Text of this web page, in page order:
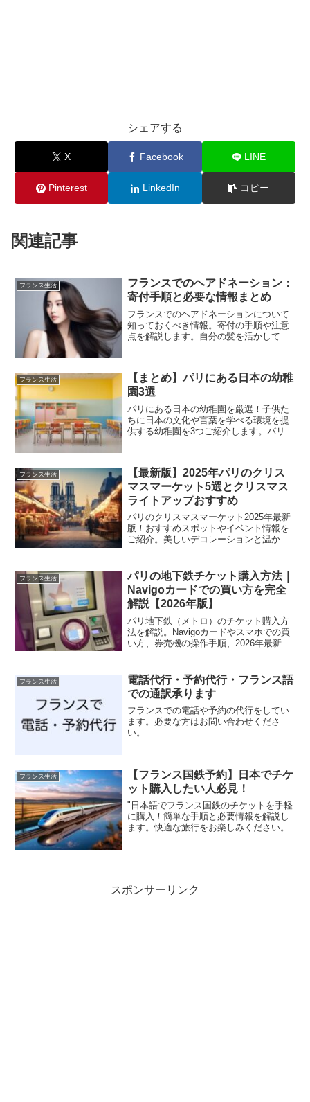
シェアする
X Facebook LINE
Pinterest LinkedIn コピー
関連記事
フランス生活
フランスでのヘアドネーション：
寄付手順と必要な情報まとめ
フランスでのヘアドネーションについて
知っておくべき情報。寄付の手順や注意
点を解説します。自分の髪を活かして社
フランス生活
【まとめ】パリにある日本の幼稚
園3選
パリにある日本の幼稚園を厳選！子供た
ちに日本の文化や言葉を学べる環境を提
供する幼稚園を3つご紹介します。パリで
フランス生活
【最新版】2025年パリのクリス
マスマーケット5選とクリスマス
ライトアップおすすめ
パリのクリスマスマーケット2025年最新
版！おすすめスポットやイベント情報を
ご紹介。美しいデコレーションと温かな
フランス生活
パリの地下鉄チケット購入方法｜
Navigoカードでの買い方を完全
解説【2026年版】
パリ地下鉄（メトロ）のチケット購入方
法を解説。Navigoカードやスマホでの買
い方、券売機の操作手順、2026年最新料
フランス生活
電話代行・予約代行・フランス語
での通訳承ります
フランスでの電話や予約の代行をしてい
ます。必要な方はお問い合わせくださ
い。
フランス生活
【フランス国鉄予約】日本でチケ
ット購入したい人必見！
"日本語でフランス国鉄のチケットを手軽
に購入！簡単な手順と必要情報を解説し
ます。快適な旅行をお楽しみください。
スポンサーリンク